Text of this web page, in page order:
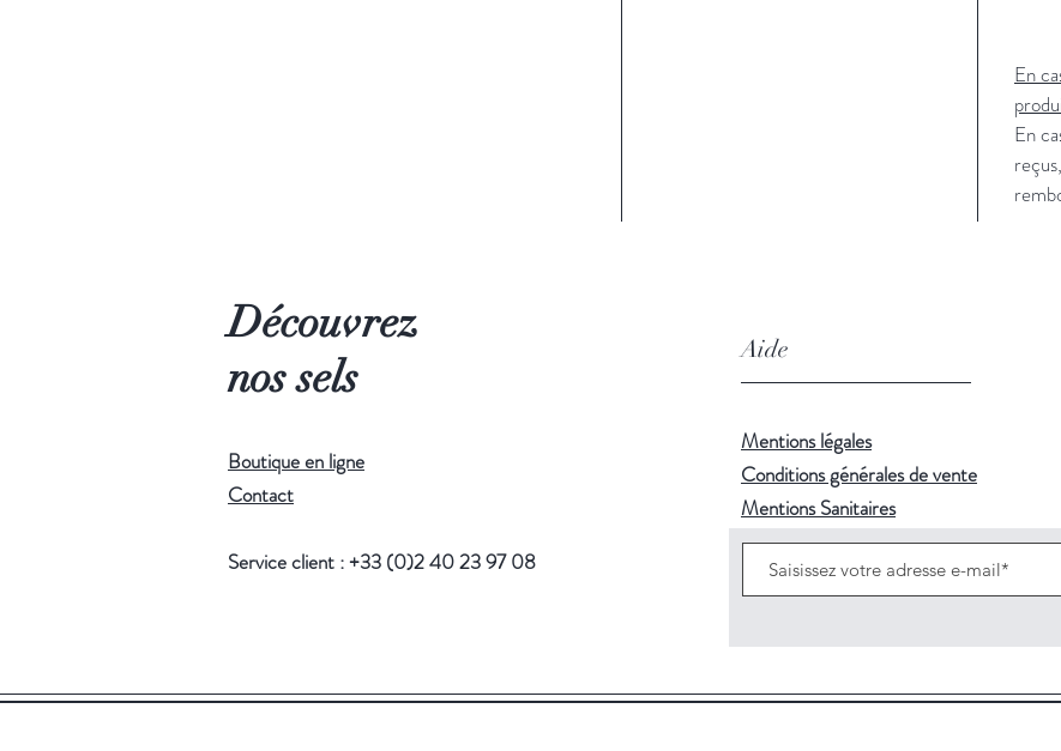
En
En
Découvrez
nos sels
Aide
Boutique en ligne
Contact
Service client : +33 (0)2 40 23 97 08
Mentions légales
Conditions générales de vente
Mentions Sanitaires